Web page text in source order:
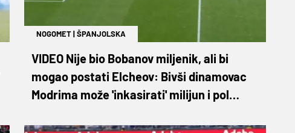
NOGOMET|ŠPANJOLSKA
VIDEO Nije bio Bobanov miljenik, ali bi
mogao postati Elcheov: Bivši dinamovac
Modrima može 'inkasirati' milijun i pol